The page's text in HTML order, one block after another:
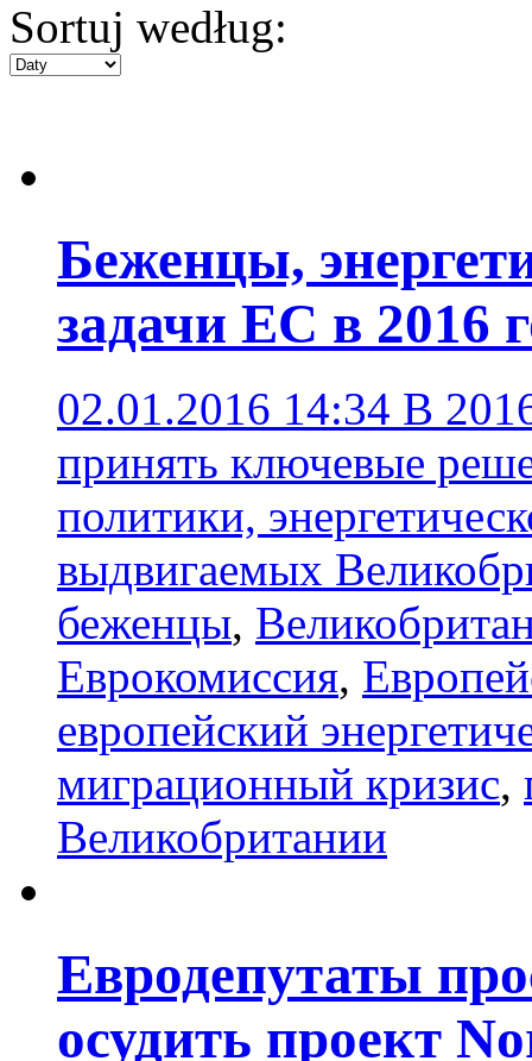
Sortuj według:
Беженцы,
задачи ЕС в 2016
02.01.2016 14:34 В
принять ключевые
политики,
выдвигаемых
беженцы,
Еврокомиссия,
европейский
миграционный кризис,
Великобритании
Евродепутаты
осудить проект